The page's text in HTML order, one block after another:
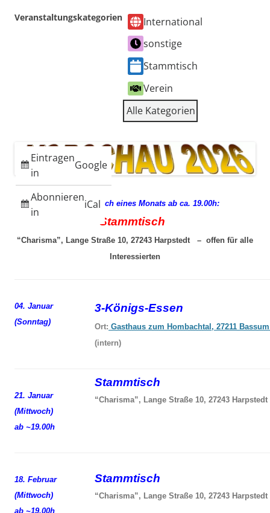
Veranstaltungskategorien
International
sonstige
Stammtisch
Verein
Alle Kategorien
Eintragen
in
Google
Abonnieren
in
iCal
jeden 3. Mittwoch eines Monats ab ca. 19.00h:
Stammtisch
“Charisma”, Lange Straße 10, 27243 Harpstedt – offen für alle
Interessierten
04. Januar
(Sonntag)
3-Königs-Essen
Ort: Gasthaus zum Hombachtal, 27211
(intern)
21. Januar
(Mittwoch)
ab ~19.00h
Stammtisch
“Charisma”, Lange Straße 10, 27243 Harpstedt
18. Februar
(Mittwoch)
ab ~19.00h
Stammtisch
“Charisma”, Lange Straße 10, 27243 Harpstedt